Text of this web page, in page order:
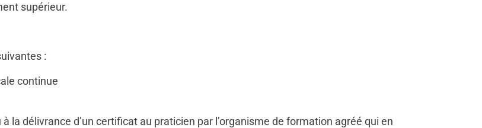
supérieur.
:
continue
la délivrance d’un certificat au praticien par l’organisme de formation agréé qui en